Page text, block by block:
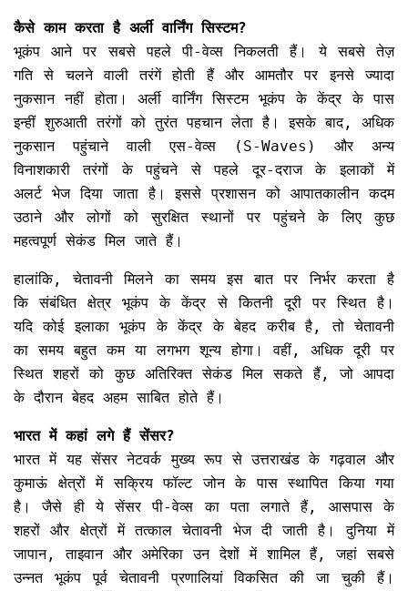
कैसे काम करता है अर्ली वार्निंग सिस्टम?
भूकंप आने पर सबसे पहले पी-वेव्स निकलती हैं। ये सबसे तेज़
गति से चलने वाली तरंगें होती हैं और आमतौर पर इनसे ज्यादा
नुकसान नहीं होता। अर्ली वार्निंग सिस्टम भूकंप के केंद्र के पास
इन्हीं शुरुआती तरंगों को तुरंत पहचान लेता है। इसके बाद, अधिक
नुकसान पहुंचाने वाली एस-वेव्स (S-Waves) और अन्य
विनाशकारी तरंगों के पहुंचने से पहले दूर-दराज के इलाकों में
अलर्ट भेज दिया जाता है। इससे प्रशासन को आपातकालीन कदम
उठाने और लोगों को सुरक्षित स्थानों पर पहुंचने के लिए कुछ
महत्वपूर्ण सेकंड मिल जाते हैं।
हालांकि, चेतावनी मिलने का समय इस बात पर निर्भर करता है
कि संबंधित क्षेत्र भूकंप के केंद्र से कितनी दूरी पर स्थित है।
यदि कोई इलाका भूकंप के केंद्र के बेहद करीब है, तो चेतावनी
का समय बहुत कम या लगभग शून्य होगा। वहीं, अधिक दूरी पर
स्थित शहरों को कुछ अतिरिक्त सेकंड मिल सकते हैं, जो आपदा
के दौरान बेहद अहम साबित होते हैं।
भारत में कहां लगे हैं सेंसर?
भारत में यह सेंसर नेटवर्क मुख्य रूप से उत्तराखंड के गढ़वाल और
कुमाऊं क्षेत्रों में सक्रिय फॉल्ट जोन के पास स्थापित किया गया
है। जैसे ही ये सेंसर पी-वेव्स का पता लगाते हैं, आसपास के
शहरों और क्षेत्रों में तत्काल चेतावनी भेज दी जाती है। दुनिया में
जापान, ताइवान और अमेरिका उन देशों में शामिल हैं, जहां सबसे
उन्नत भूकंप पूर्व चेतावनी प्रणालियां विकसित की जा चुकी हैं।